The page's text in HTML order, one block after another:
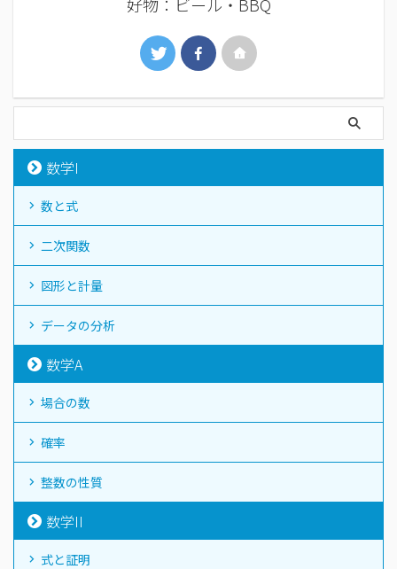
数学I
数と式
二次関数
図形と計量
データの分析
数学A
場合の数
確率
整数の性質
数学II
式と証明